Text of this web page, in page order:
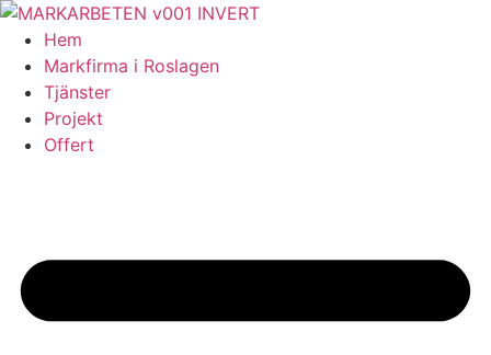
Skip
content
Hem
Markfirma i Roslagen
Tjänster
Projekt
Offert